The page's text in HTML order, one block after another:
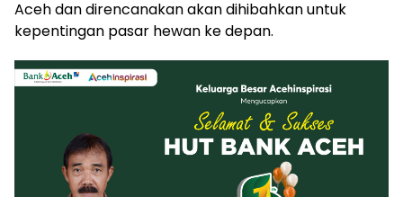
Aceh dan direncanakan akan dihibahkan untuk
kepentingan pasar hewan ke depan.